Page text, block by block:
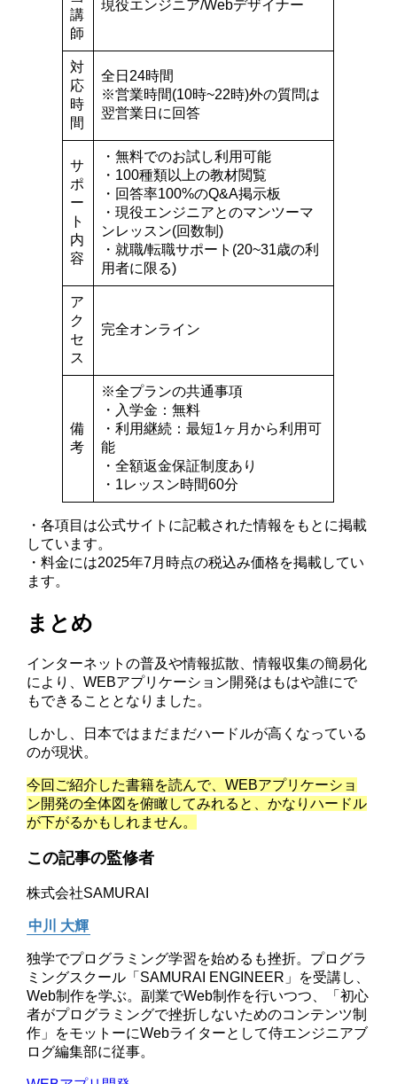
講
師
現役エンジニア/Webデザイナー
対
応
時
間
全日24時間
※営業時間(10時~22時)外の質問は
翌営業日に回答
サ
ポ
ー
ト
内
容
・無料でのお試し利用可能
・100種類以上の教材閲覧
・回答率100%のQ&A掲示板
・現役エンジニアとのマンツーマ
ンレッスン(回数制)
・就職/転職サポート(20~31歳の利
用者に限る)
ア
ク
セ
ス
完全オンライン
備
考
※全プランの共通事項
・入学金：無料
・利用継続：最短1ヶ月から利用可
能
・全額返金保証制度あり
・1レッスン時間60分
・各項目は公式サイトに記載された情報をもとに掲載
しています。
・料金には2025年7月時点の税込み価格を掲載してい
ます。
まとめ
インターネットの普及や情報拡散、情報収集の簡易化
により、WEBアプリケーション開発はもはや誰にで
もできることとなりました。
しかし、日本ではまだまだハードルが高くなっている
のが現状。
今回ご紹介した書籍を読んで、WEBアプリケーショ
ン開発の全体図を俯瞰してみれると、かなりハードル
が下がるかもしれません。
この記事の監修者
株式会社SAMURAI
中川 大輝
独学でプログラミング学習を始めるも挫折。プログラ
ミングスクール「SAMURAI ENGINEER」を受講し、
Web制作を学ぶ。副業でWeb制作を行いつつ、「初心
者がプログラミングで挫折しないためのコンテンツ制
作」をモットーにWebライターとして侍エンジニアブ
ログ編集部に従事。